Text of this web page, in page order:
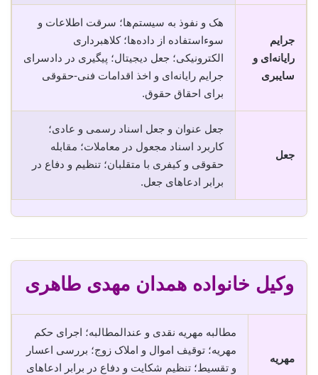
جرایم
رایانه‌ای و
سایبری
هک و نفوذ به سیستم‌ها؛ سرقت اطلاعات و
سوء‌استفاده از داده‌ها؛ کلاهبرداری
الکترونیکی؛ جعل دیجیتال؛ پیگیری در دادسرای
جرایم رایانه‌ای و اخذ اقدامات فنی-حقوقی
برای احقاق حقوق.
جعل
جعل عنوان و جعل اسناد رسمی و عادی؛
کاربرد اسناد مجعول در معاملات؛ مقابله
حقوقی و کیفری با متقلبان؛ تنظیم و دفاع در
برابر ادعاهای جعل.
وکیل خانواده همدان مهدی طاهری
مهریه
مطالبه مهریه نقدی و عندالمطالبه؛ اجرای حکم
مهریه؛ توقیف اموال و املاک زوج؛ بررسی اعسار
و تقسیط؛ تنظیم شکایت و دفاع در برابر ادعاهای